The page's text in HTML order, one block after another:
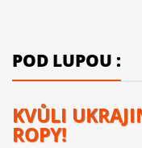
POD LUPOU :
KVŮLI
ROPY!